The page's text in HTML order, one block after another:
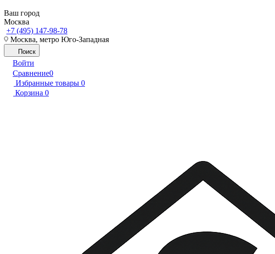
Ваш город
Москва
+7 (495) 147-98-78
Москва, метро Юго-Западная
Поиск
Войти
Сравнение0
Избранные товары 0
Корзина 0